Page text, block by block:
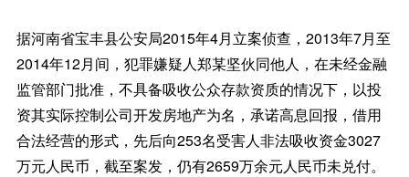
据河南省宝丰县公安局2015年4月立案侦查，2013年7月至
2014年12月间，犯罪嫌疑人郑某坚伙同他人，在未经金融
监管部门批准，不具备吸收公众存款资质的情况下，以投
资其实际控制公司开发房地产为名，承诺高息回报，借用
合法经营的形式，先后向253名受害人非法吸收资金3027
万元人民币，截至案发，仍有2659万余元人民币未兑付。